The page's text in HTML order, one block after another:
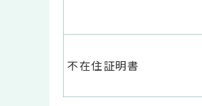
不在住証明書